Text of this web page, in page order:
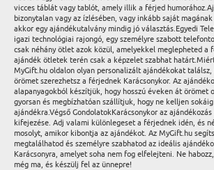
vicces táblát vagy tablót, amely illik a férjed
bizonytalan vagy az ízlésében, vagy inkább saját
akkor egy ajándékutalvány mindig jó választás.Egyedi
igazi technológiai rajongó, egy személyre szabott
csak néhány ötlet azok közül, amelyekkel meglepheted a
ajándék ötletek terén csak a képzelet szabhat
MyGift.hu oldalon olyan personalizált ajándékokat
örömet szerezhetsz a férjednek Karácsonykor. Az
alapanyagokból készítjük, hogy hosszú éveken át örömet
gyorsan és megbízhatóan szállítjuk, hogy ne kelljen
ajándékra.Végső GondolatokKarácsonykor az
kifejezése. Adj valami különlegeset a férjednek idén, és
mosolyt, amikor kibontja az ajándékot. Az MyGift.hu
megtalálhatod és személyre szabhatod az ideális
Karácsonyra, amelyet soha nem fog elfelejteni. Ne
még ma, és készülj fel az ünnepre!